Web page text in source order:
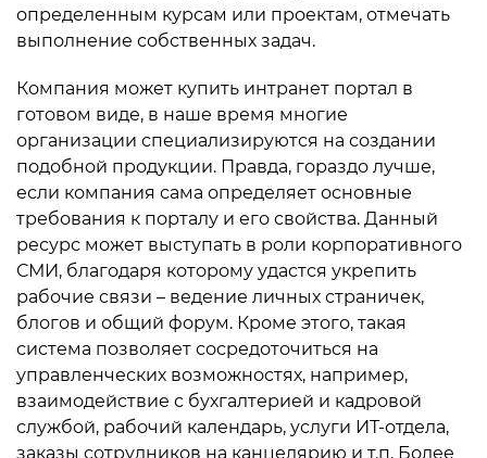
определенным курсам или проектам, отмечать
выполнение собственных задач.
Компания может купить интранет портал в
готовом виде, в наше время многие
организации специализируются на создании
подобной продукции. Правда, гораздо лучше,
если компания сама определяет основные
требования к порталу и его свойства. Данный
ресурс может выступать в роли корпоративного
СМИ, благодаря которому удастся укрепить
рабочие связи – ведение личных страничек,
блогов и общий форум. Кроме этого, такая
система позволяет сосредоточиться на
управленческих возможностях, например,
взаимодействие с бухгалтерией и кадровой
службой, рабочий календарь, услуги ИТ-отдела,
заказы сотрудников на канцелярию и т.п. Более